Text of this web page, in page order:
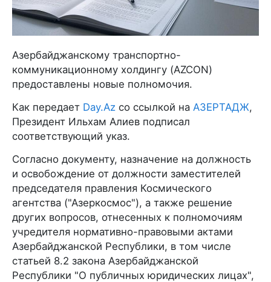
Азербайджанскому транспортно-
коммуникационному холдингу (AZCON)
предоставлены новые полномочия.
Как передает Day.Az со ссылкой на АЗЕРТАДЖ,
Президент Ильхам Алиев подписал
соответствующий указ.
Согласно документу, назначение на должность
и освобождение от должности заместителей
председателя правления Космического
агентства ("Азеркосмос"), а также решение
других вопросов, отнесенных к полномочиям
учредителя нормативно-правовыми актами
Азербайджанской Республики, в том числе
статьей 8.2 закона Азербайджанской
Республики "О публичных юридических лицах",